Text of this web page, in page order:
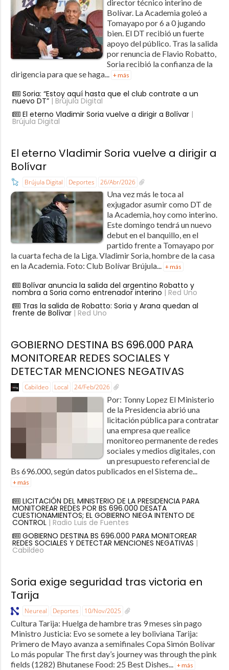
director técnico interino de
Bolívar. La Academia goleó a
Tomayapo por 6 a 0 jugando
bien. El DT recibió un fuerte
apoyo del público. Tras la salida
por renuncia de Flavio Robatto,
Soria recibió la confianza de la
dirigencia para que se haga...
+ más
Soria: “Estoy aquí hasta que el club contrate a un
nuevo DT”| Brújula Digital
El eterno Vladimir Soria vuelve a dirigir a Bolívar|
Brújula Digital
El eterno Vladimir Soria vuelve a dirigir a
Bolívar
Brújula Digital Deportes 26/Abr/2026
Una vez más le toca al
exjugador asumir como DT de
la Academia, hoy como interino.
Este domingo tendrá un nuevo
debut en el banquillo, en el
partido frente a Tomayapo por
la cuarta fecha de la Liga. Vladimir Soria, hombre de la casa
en la Academia. Foto: Club Bolívar Brújula... + más
Bolívar anuncia la salida del argentino Robatto y
nombra a Soria como entrenador interino | Red Uno
Tras la salida de Robatto: Soria y Arana quedan al
frente de Bolívar| Red Uno
GOBIERNO DESTINA BS 696.000 PARA
MONITOREAR REDES SOCIALES Y
DETECTAR MENCIONES NEGATIVAS
Cabildeo Local 24/Feb/2026
Por: Tonny Lopez El Ministerio
de la Presidencia abrió una
licitación pública para contratar
una empresa que realice
monitoreo permanente de redes
sociales y medios digitales, con
un presupuesto referencial de
Bs 696.000, según datos publicados en el Sistema de...
+ más
LICITACIÓN DEL MINISTERIO DE LA PRESIDENCIA PARA
MONITOREAR REDES POR BS 696.000 DESATA
CUESTIONAMIENTOS; EL GOBIERNO NIEGA INTENTO DE
CONTROL| Radio Luis de Fuentes
GOBIERNO DESTINA BS 696.000 PARA MONITOREAR
REDES SOCIALES Y DETECTAR MENCIONES NEGATIVAS |
Cabildeo
Soria exige seguridad tras victoria en
Tarija
Neureal Deportes 10/Nov/2025
Cultura Tarija: Huelga de hambre tras 9 meses sin pago
Ministro Justicia: Evo se somete a ley boliviana Tarija:
Primero de Mayo avanza a semifinales Copa Simón Bolívar
Lo más popular The first day’s journey was through the pink
fields (1282) Bhutanese Food: 25 Best Dishes... + más